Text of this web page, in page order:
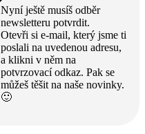
Nyní ještě musíš odběr
newsletteru potvrdit.
Otevři si e-mail, který jsme ti
poslali na uvedenou adresu,
a klikni v něm na
potvrzovací odkaz. Pak se
můžeš těšit na naše novinky.
🙂